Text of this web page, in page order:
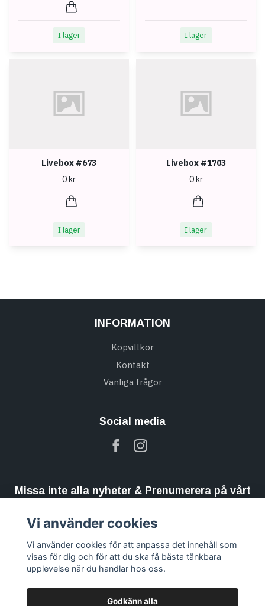
I lager I lager
Livebox #673
0 kr
I lager
Livebox #1703
0 kr
I lager
INFORMATION
Köpvillkor
Kontakt
Vanliga frågor
Social media
Missa inte alla nyheter & Prenumerera på vårt
Vi använder cookies
Vi använder cookies för att anpassa det innehåll som
visas för dig och för att du ska få bästa tänkbara
upplevelse när du handlar hos oss.
Godkänn alla